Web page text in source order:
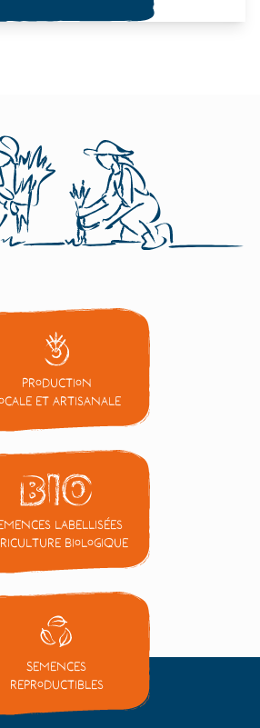
Production
et artisanale
labellisées
Biologique
Semences
reproductibles